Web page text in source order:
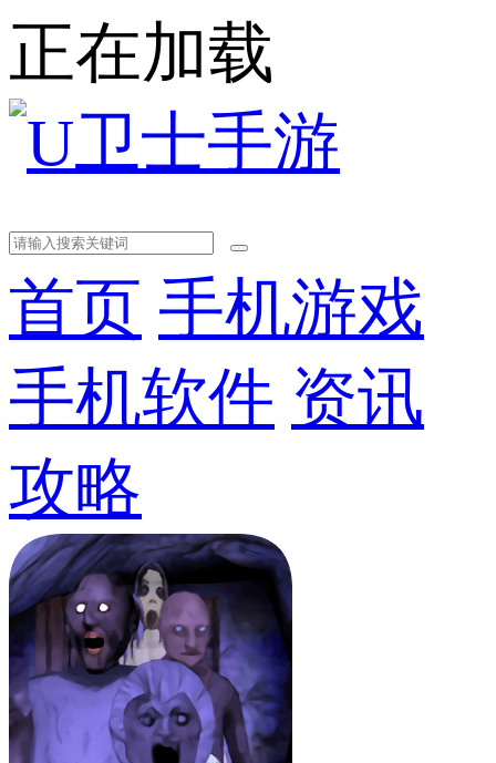
正在加载
首页 手机游戏
手机软件 资讯
攻略